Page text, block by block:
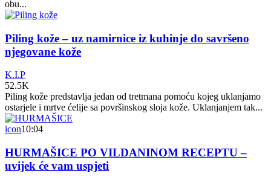
obu...
Piling kože – uz namirnice iz kuhinje do savršeno
njegovane kože
K.I.P
52.5K
Piling kože predstavlja jedan od tretmana pomoću kojeg uklanjamo
ostarjele i mrtve ćelije sa površinskog sloja kože. Uklanjanjem tak...
icon10:04
HURMAŠICE PO VILDANINOM RECEPTU –
uvijek će vam uspjeti